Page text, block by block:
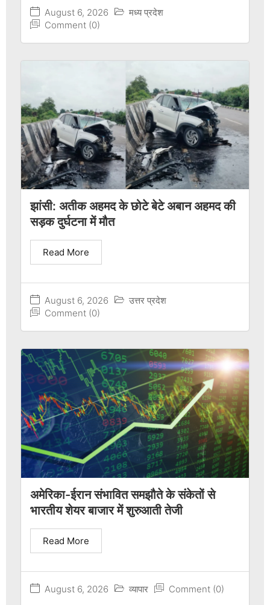
August 6, 2026
मध्य प्रदेश
Comment (0)
झांसी: अतीक अहमद के छोटे बेटे अबान अहमद की
सड़क दुर्घटना में मौत
August 6, 2026
उत्तर प्रदेश
Comment (0)
Read More
अमेरिका-ईरान संभावित समझौते के संकेतों से
भारतीय शेयर बाजार में शुरुआती तेजी
August 6, 2026 व्यापार Comment (0)
Read More